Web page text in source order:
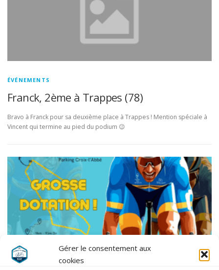
Gérer le consentement aux
cookies
ÉVÉNEMENTS
Franck, 2ème à Trappes (78)
Bravo à Franck pour sa deuxième place à Trappes ! Mention spéciale à
Vincent qui termine au pied du podium 😉